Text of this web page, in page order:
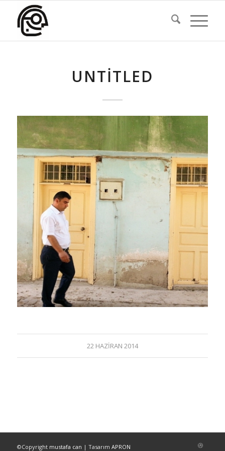
UNTITLED
22 HAZIRAN 2014
©Copyright mustafa can | Tasarım APRON